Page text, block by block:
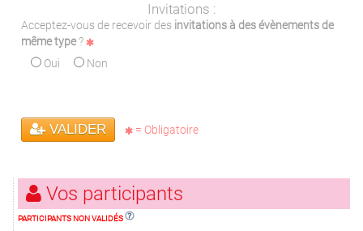
Invitations :
Acceptez-vous de recevoir des invitations à des évènements de
même type?
Oui
Non
VALIDER = Obligatoire
Vos participants
PARTICIPANTS NON VALIDÉS